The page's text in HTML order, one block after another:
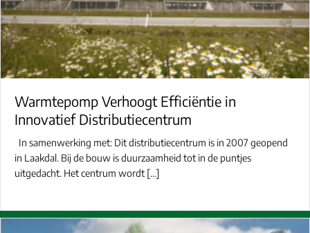
Warmtepomp Verhoogt Efficiëntie in
Innovatief Distributiecentrum
In samenwerking met: Dit distributiecentrum is in 2007 geopend
in Laakdal. Bij de bouw is duurzaamheid tot in de puntjes
uitgedacht. Het centrum wordt […]